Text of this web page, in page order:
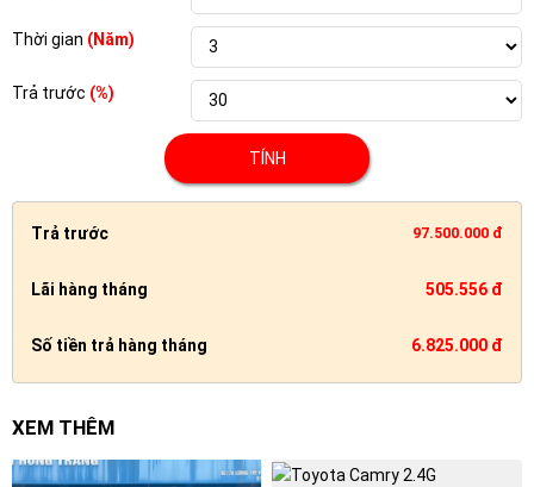
Thời gian (Năm)
Trả trước (%)
TÍNH
Trả trước 97.500.000 đ
Lãi hàng tháng 505.556 đ
Số tiền trả hàng tháng 6.825.000 đ
XEM THÊM